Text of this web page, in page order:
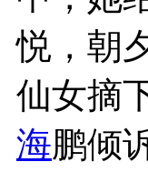
悦，朝
仙女摘
海鹏倾